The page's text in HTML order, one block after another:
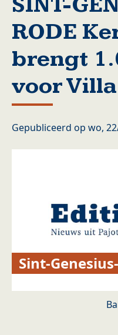
RODE
brengt
voor
Gepubliceerd op wo,
Sint-